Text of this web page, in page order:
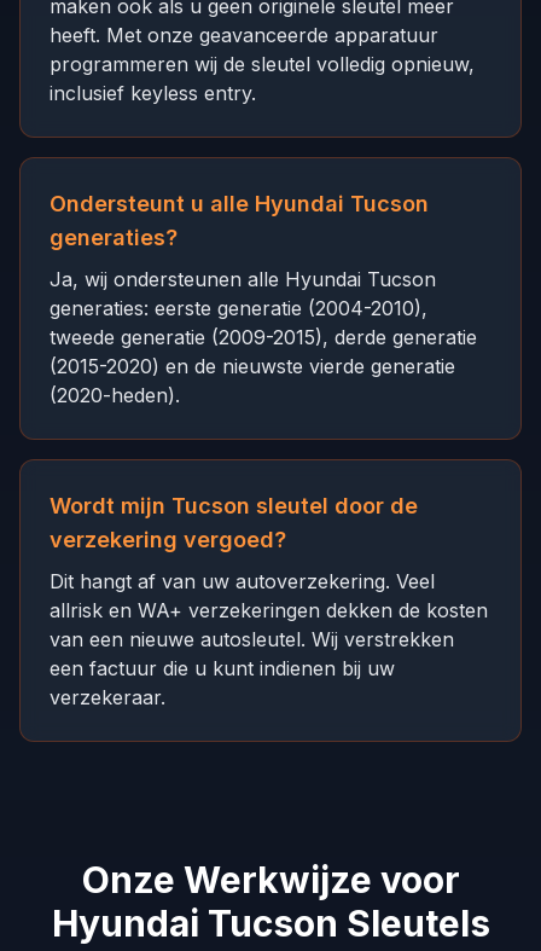
maken ook als u geen originele sleutel meer
heeft. Met onze geavanceerde apparatuur
programmeren wij de sleutel volledig opnieuw,
inclusief keyless entry.
Ondersteunt u alle Hyundai Tucson
generaties?
Ja, wij ondersteunen alle Hyundai Tucson
generaties: eerste generatie (2004-2010),
tweede generatie (2009-2015), derde generatie
(2015-2020) en de nieuwste vierde generatie
(2020-heden).
Wordt mijn Tucson sleutel door de
verzekering vergoed?
Dit hangt af van uw autoverzekering. Veel
allrisk en WA+ verzekeringen dekken de kosten
van een nieuwe autosleutel. Wij verstrekken
een factuur die u kunt indienen bij uw
verzekeraar.
Onze Werkwijze voor
Hyundai Tucson Sleutels